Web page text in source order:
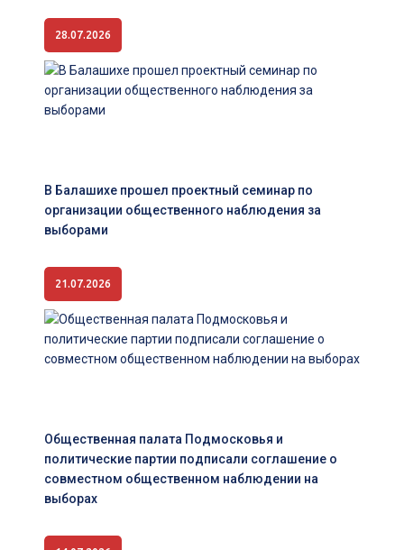
28.07.2026
В Балашихе прошел проектный семинар по
организации общественного наблюдения за
выборами
21.07.2026
Общественная палата Подмосковья и
политические партии подписали соглашение о
совместном общественном наблюдении на
выборах